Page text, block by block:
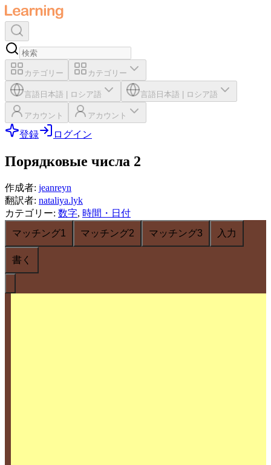
カテゴリー カテゴリー
言語 日本語 ロシア語 言語 日本語 ロシア語
アカウント アカウント
登録 ログイン
Порядковые числа 2
作成者: jeanreyn
翻訳者: nataliya.lyk
カテゴリー: 数字, 時間・日付
マッチング1
マッチング2 マッチング3 入力
書く